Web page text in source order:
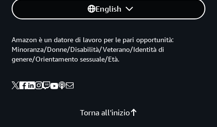
English
Torna all'inizio
Amazon è un datore di lavoro per le pari opportunità:
Minoranza/Donne/Disabilità/Veterano/Identità di
genere/Orientamento sessuale/Età.